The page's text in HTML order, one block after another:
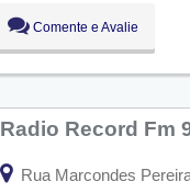
Comente e Avalie
Radio Record Fm
Rua Marcondes